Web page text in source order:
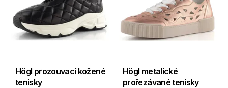
Högl prozouvací kožené
tenisky
Högl metalické
prořezávané tenisky